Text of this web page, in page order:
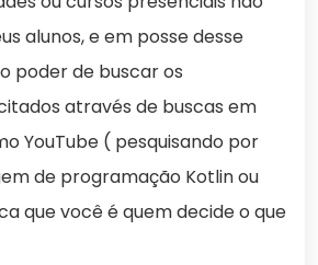
alunos, e em posse desse
poder de buscar os
através de buscas em
YouTube ( pesquisando por
de programação Kotlin ou
que você é quem decide o que